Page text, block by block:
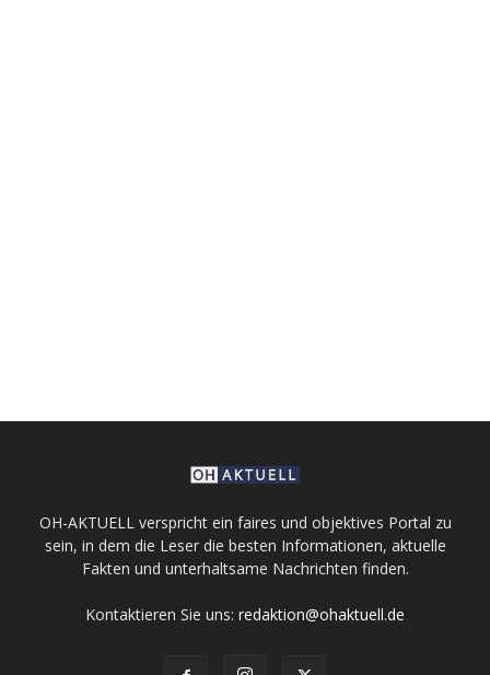
OH-AKTUELL verspricht ein faires und objektives Portal zu
sein, in dem die Leser die besten Informationen, aktuelle
Fakten und unterhaltsame Nachrichten finden.
Kontaktieren Sie uns: redaktion@ohaktuell.de